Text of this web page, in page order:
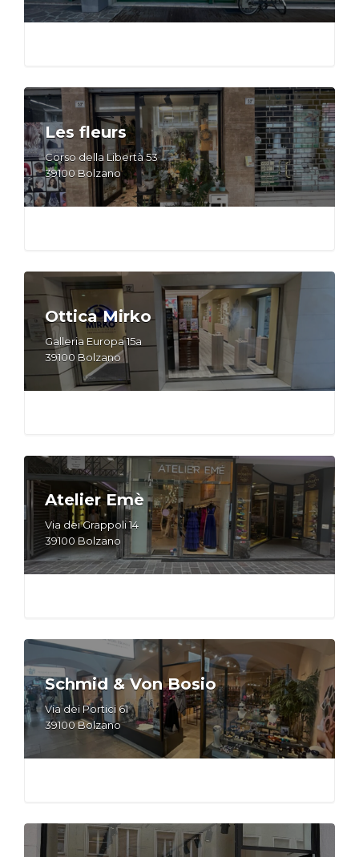
Les fleurs
Corso della Libertà 53
39100 Bolzano
Ottica Mirko
Galleria Europa 15a
39100 Bolzano
Atelier Emè
Via dei Grappoli 14
39100 Bolzano
Schmid & Von Bosio
Via dei Portici 61
39100 Bolzano